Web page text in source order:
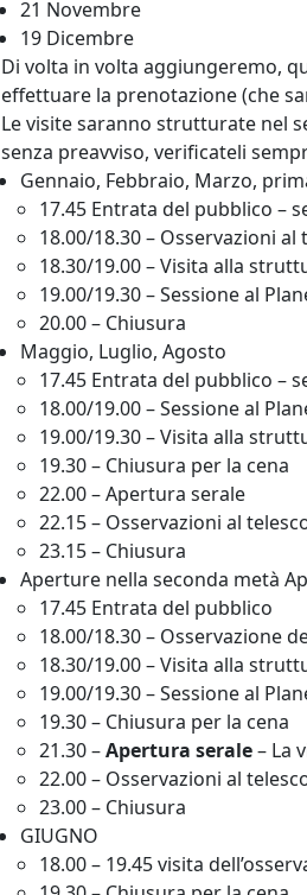
21 Novembre
19 Dicembre
Di volta in volta aggiungeremo,
effettuare la prenotazione (che
Le visite saranno strutturate nel
senza preavviso, verificateli
Gennaio, Febbraio, Marzo,
17.45 Entrata del pubblico –
18.00/18.30 – Osservazioni
18.30/19.00 – Visita alla
19.00/19.30 – Sessione al
20.00 – Chiusura
Maggio, Luglio, Agosto
17.45 Entrata del pubblico –
18.00/19.00 – Sessione al
19.00/19.30 – Visita alla
19.30 – Chiusura per la cena
22.00 – Apertura serale
22.15 – Osservazioni al
23.15 – Chiusura
Aperture nella seconda metà
17.45 Entrata del pubblico
18.00/18.30 – Osservazione
18.30/19.00 – Visita alla
19.00/19.30 – Sessione al
19.30 – Chiusura per la cena
21.30 –Apertura serale– La
22.00 – Osservazioni al
23.00 – Chiusura
GIUGNO
18.00 – 19.45 visita